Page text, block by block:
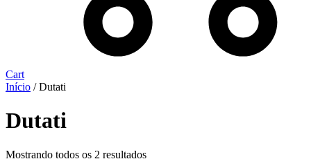
Cart
Início / Dutati
Dutati
Mostrando todos os 2 resultados